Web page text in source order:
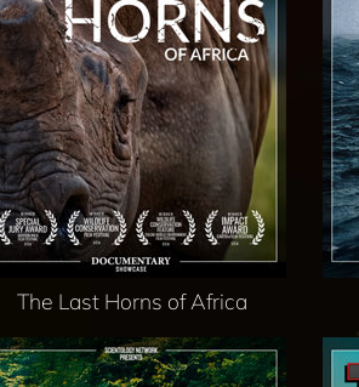
The Last Horns of Africa